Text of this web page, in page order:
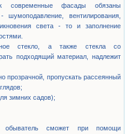
современные фасады обязаны
шумоподавление, вентилирования,
света - то и заполнение
стекло, а также стекла со
подходящий материал, надлежит
прозрачной, пропускать рассеянный
зимних садов);
обыватель сможет при помощи